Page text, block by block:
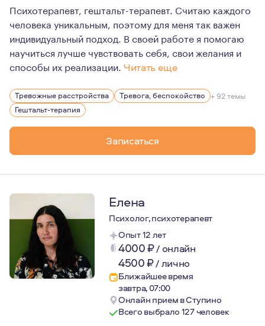
Психотерапевт, гештальт-терапевт. Считаю каждого
человека уникальным, поэтому для меня так важен
индивидуальный подход. В своей работе я помогаю
научиться лучше чувствовать себя, свои желания и
способы их реализации. Читать еще
Привет! Меня зовут Евгения Дрейгер.
Считаю что 80% успеха терапии зависит от того
В работе для меня важен бережный, экологичный
Моими особенностями как терапевта являются:
Тревожные расстройства Тревога, беспокойство + 92 темы
Гештальт-терапия
Записаться
Елена
Психолог, психотерапевт
Опыт 12 лет
4000₽/ онлайн
4500₽/лично
Ближайшее время
завтра, 07:00
Онлайн прием в Ступино
Всего выбрало 127 человек